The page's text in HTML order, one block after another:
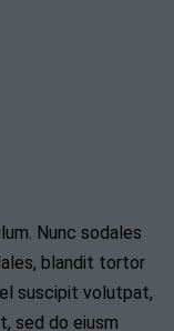
Nunc sodales
blandit tortor
suscipit volutpat,
sed do eiusm